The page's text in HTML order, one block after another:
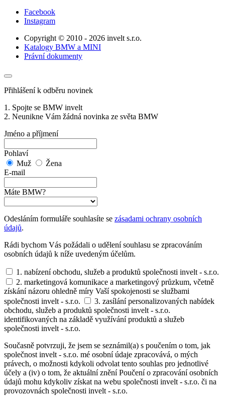
Facebook
Instagram
Copyright © 2010 - 2026 invelt s.r.o.
Katalogy BMW a MINI
Právní dokumenty
Přihlášení k odběru novinek
1. Spojte se BMW invelt
2. Neunikne Vám žádná novinka ze světa BMW
Jméno a příjmení
Pohlaví
Muž
Žena
E-mail
Máte BMW?
Odesláním formuláře souhlasíte se zásadami ochrany osobních
údajů.
Rádi bychom Vás požádali o udělení souhlasu se zpracováním
osobních údajů k níže uvedeným účelům.
1. nabízení obchodu, služeb a produktů společnosti invelt - s.r.o.
2. marketingová komunikace a marketingový průzkum, včetně
získání názoru ohledně míry Vaší spokojenosti se službami
společnosti invelt - s.r.o.
3. zasílání personalizovaných nabídek
obchodu, služeb a produktů společnosti invelt - s.r.o.
identifikovaných na základě využívání produktů a služeb
společnosti invelt - s.r.o.
Současně potvrzuji, že jsem se seznámil(a) s poučením o tom, jak
společnost invelt - s.r.o. mé osobní údaje zpracovává, o mých
právech, o možnosti kdykoli odvolat tento souhlas pro jednotlivé
účely a (iv) o tom, že aktuální znění Poučení o zpracování osobních
údajů mohu kdykoliv získat na webu společnosti invelt - s.r.o. či na
provozovnách společnosti invelt - s.r.o.